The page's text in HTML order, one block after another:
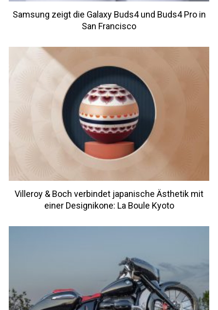
Samsung zeigt die Galaxy Buds4 und Buds4 Pro in
San Francisco
Villeroy & Boch verbindet japanische Ästhetik mit
einer Designikone: La Boule Kyoto